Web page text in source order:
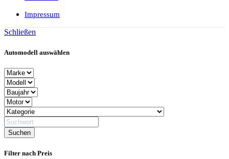
Impressum
Schließen
Automodell auswählen
Filter nach Preis